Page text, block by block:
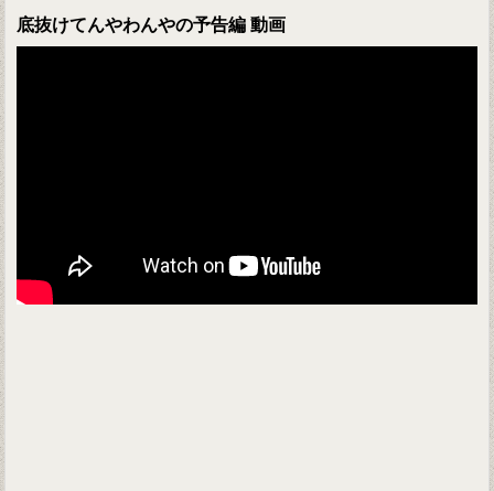
底抜けてんやわんやの予告編 動画